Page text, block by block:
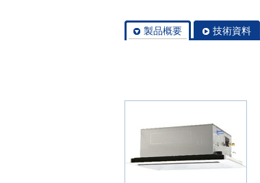
製品概要 技術資料